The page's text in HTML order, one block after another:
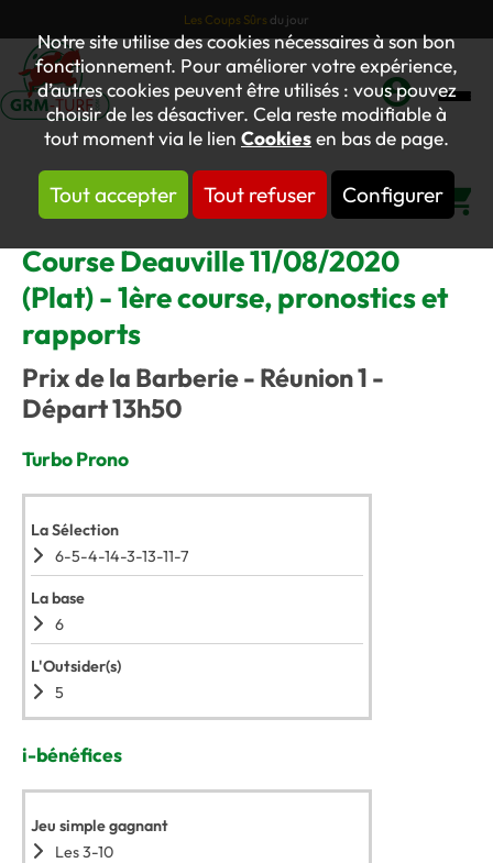
Notre site utilise des cookies nécessaires à son bon
fonctionnement. Pour améliorer votre expérience,
d’autres cookies peuvent être utilisés : vous pouvez
choisir de les désactiver. Cela reste modifiable à
tout moment via le lien Cookiesen bas de page.
Tout accepter Tout refuser Configurer
Les Coups Sûrs du jour
Mon
compte
Course Deauville 11/08/2020
(Plat) - 1ère course, pronostics et
rapports
Prix de la Barberie - Réunion 1 -
Départ 13h50
Turbo Prono
La Sélection
6-5-4-14-3-13-11-7
La base
6
L'Outsider(s)
5
i-bénéfices
Jeu simple gagnant
Les 3-10